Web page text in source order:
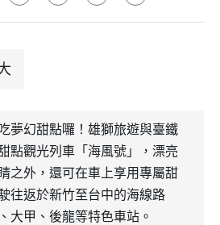
夢幻甜點囉！雄獅旅遊與臺鐵
點觀光列車「海風號」，漂亮
之外，還可在車上享用專屬甜
往返於新竹至台中的海線路
大甲、後龍等特色車站。